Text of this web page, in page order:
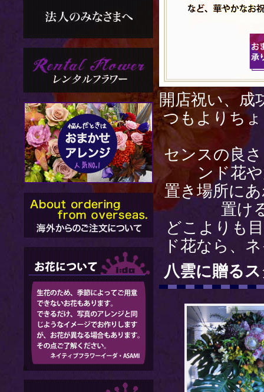
開店祝い、成
つもよりち
センスの良
ンド花や
置き場所に
置け
どこよりも
ド花なら、
八雲に贈る